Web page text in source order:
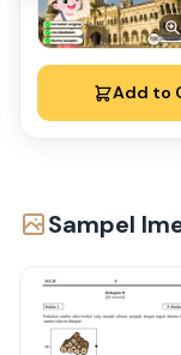
Add to
Sampel